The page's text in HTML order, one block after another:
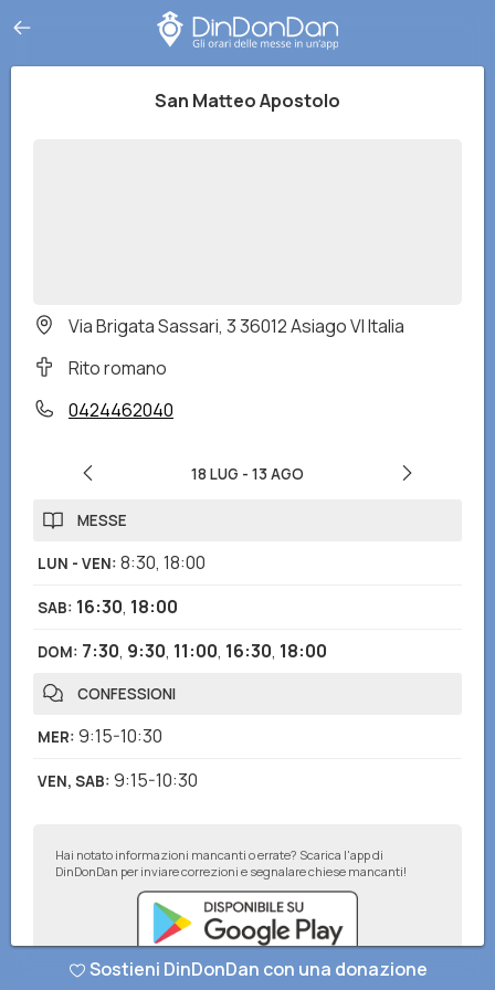
San Matteo Apostolo
Via Brigata Sassari, 3 36012 Asiago VI Italia
Rito romano
0424462040
18 LUG - 13 AGO
MESSE
LUN - VEN: 8:30, 18:00
SAB: 16:30, 18:00
DOM: 7:30, 9:30, 11:00, 16:30, 18:00
CONFESSIONI
MER: 9:15-10:30
VEN, SAB: 9:15-10:30
Hai notato informazioni mancanti o errate? Scarica l'app di
DinDonDan per inviare correzioni e segnalare chiese mancanti!
Sostieni DinDonDan con una donazione